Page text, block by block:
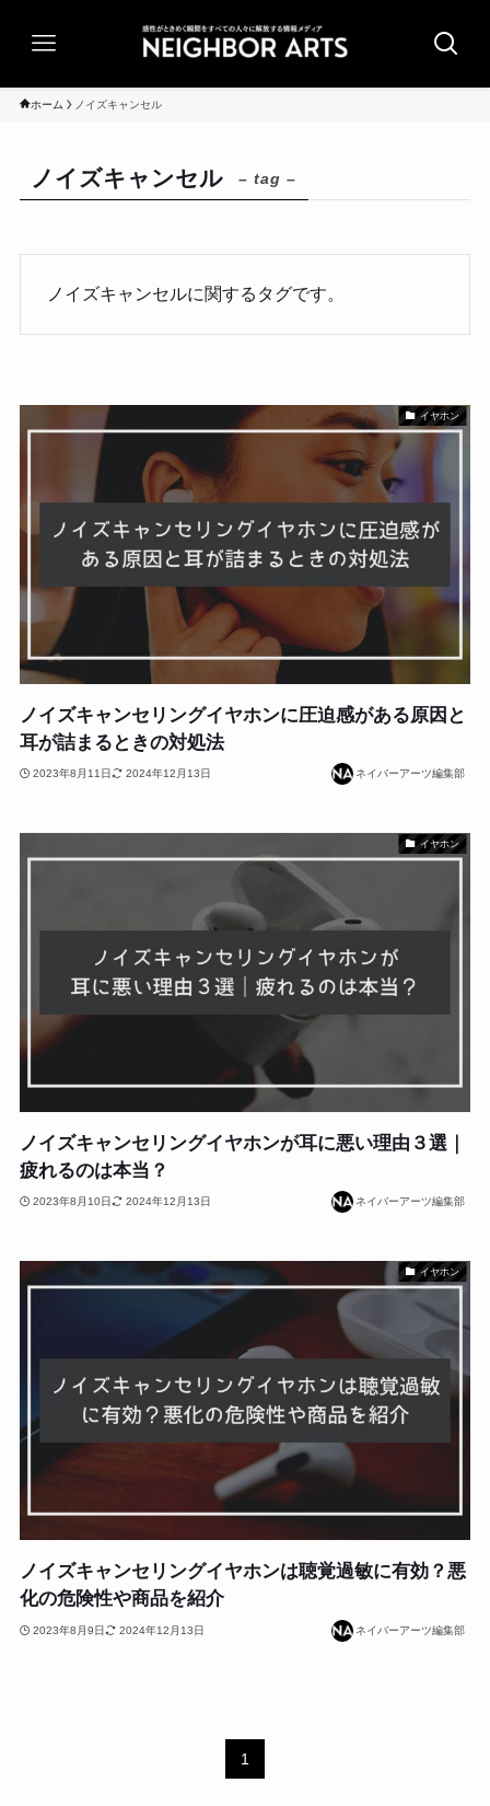
ホーム ノイズキャンセル
ノイズキャンセル – tag –
ノイズキャンセルに関するタグです。
イヤホン
ノイズキャンセリングイヤホンに圧迫感がある原因と
耳が詰まるときの対処法
2023年8月11日 2024年12月13日 ネイバーアーツ編集部
イヤホン
ノイズキャンセリングイヤホンが耳に悪い理由３選｜
疲れるのは本当？
2023年8月10日 2024年12月13日 ネイバーアーツ編集部
イヤホン
ノイズキャンセリングイヤホンは聴覚過敏に有効？悪
化の危険性や商品を紹介
2023年8月9日 2024年12月13日 ネイバーアーツ編集部
1